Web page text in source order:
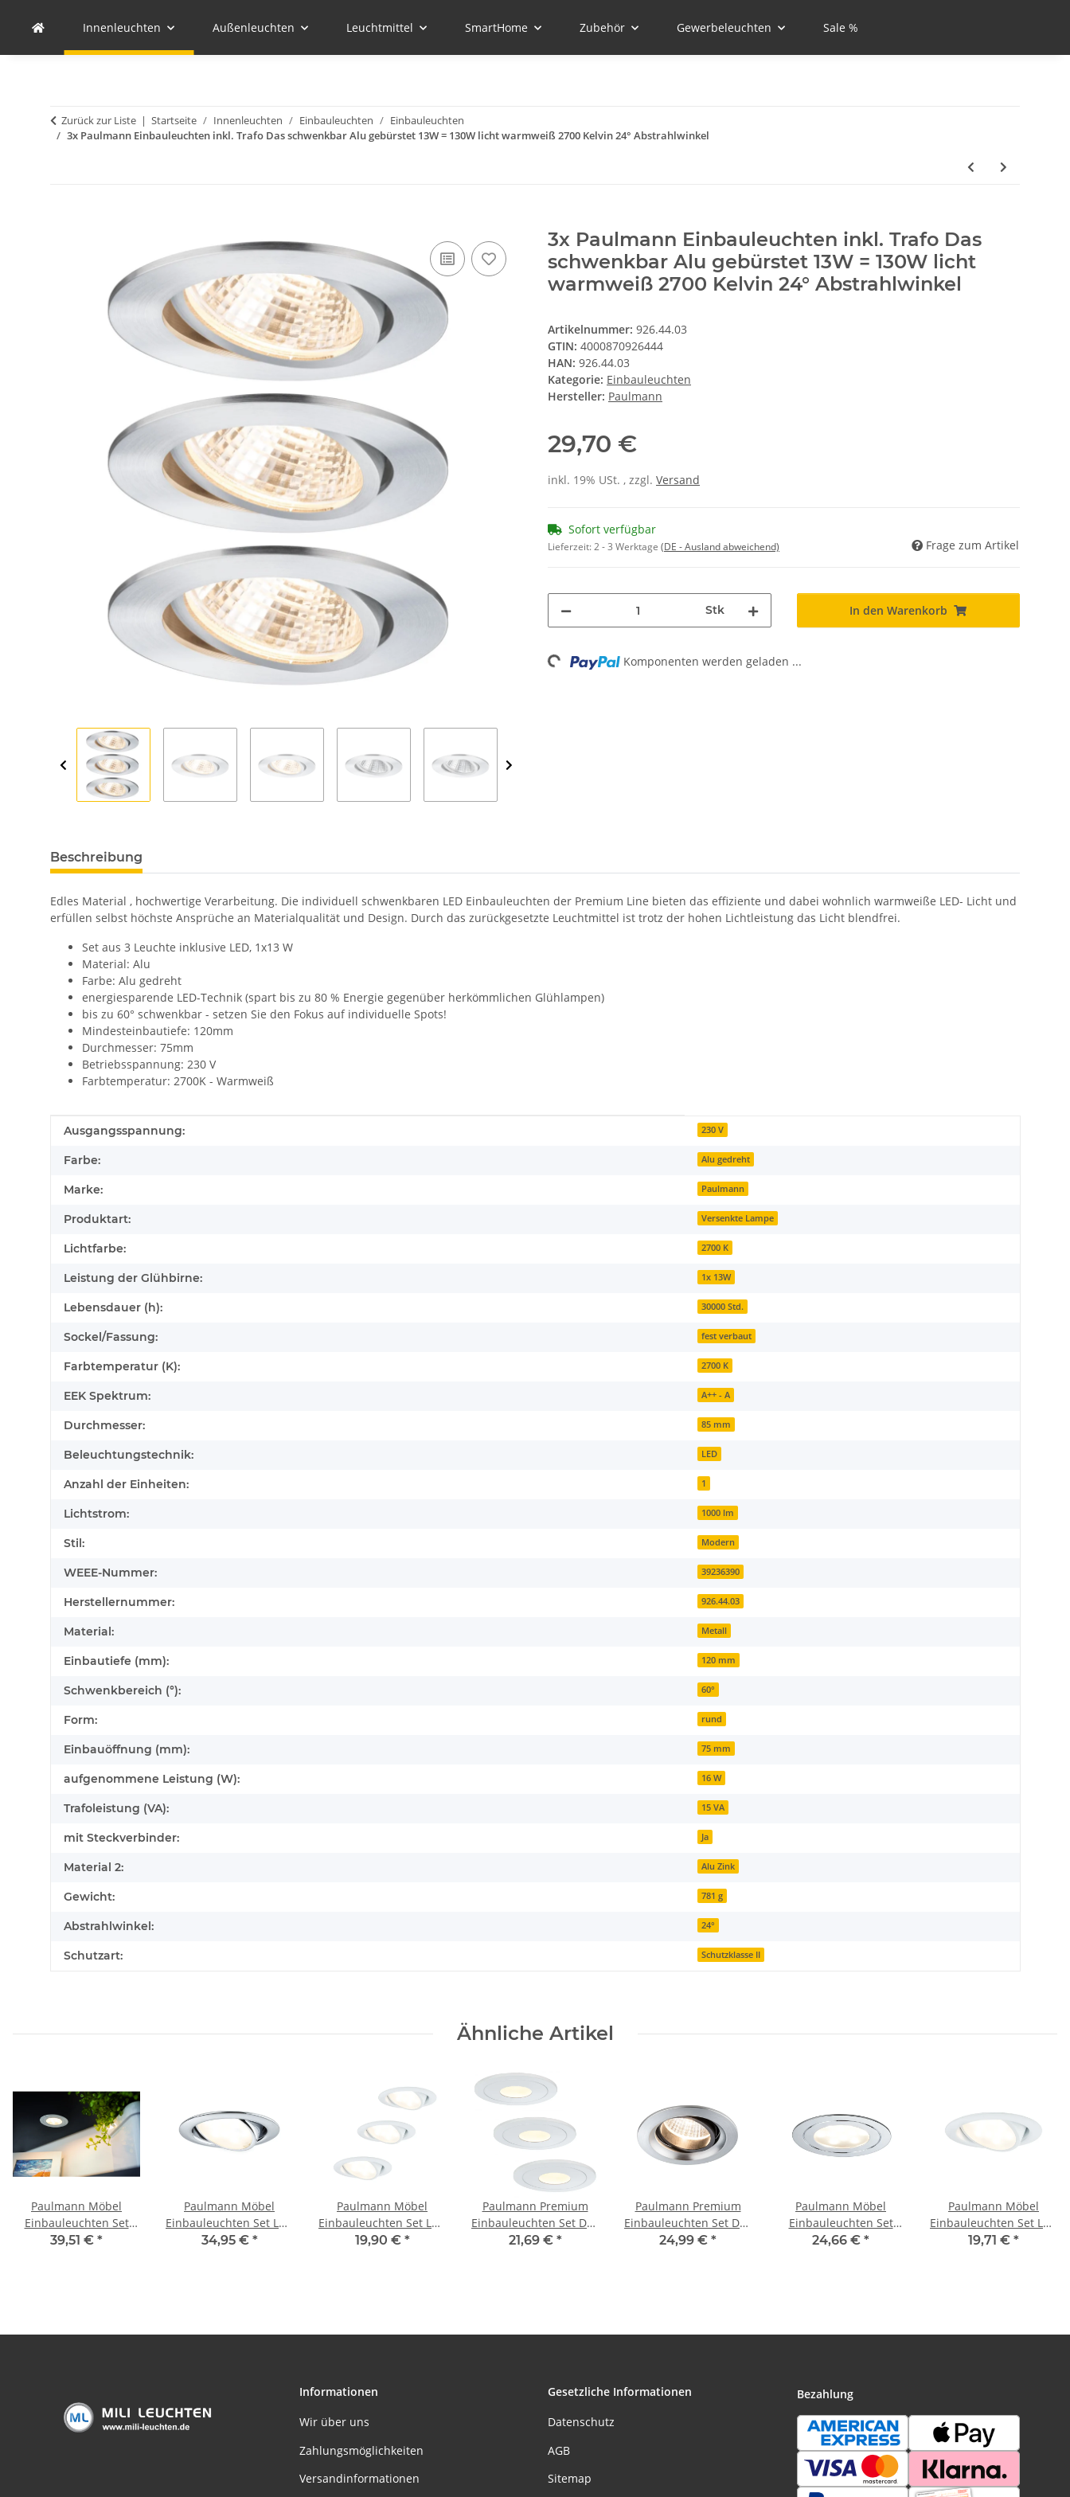
Innenleuchten Außenleuchten Leuchtmittel SmartHome Zubehör Gewerbeleuchten Sale %
Zurück zur Liste Startseite Innenleuchten Einbauleuchten
Einbauleuchten
3x Paulmann Einbauleuchten inkl. Trafo Das schwenkbar Alu gebürstet 13W = 130W licht warmweiß 2700 Kelvin 24° Abstrahlwinkel
3x Paulmann Einbauleuchten inkl. Trafo Das
schwenkbar Alu gebürstet 13W = 130W licht
warmweiß 2700 Kelvin 24° Abstrahlwinkel
Artikelnummer: 926.44.03
GTIN: 4000870926444
HAN: 926.44.03
Kategorie: Einbauleuchten
Hersteller: Paulmann
29,70 €
inkl. 19% USt. , zzgl. Versand
Sofort verfügbar
Lieferzeit:2 - 3 Werktage (DE - Ausland abweichend) Frage zum Artikel
Stk In den Warenkorb
Loading... Komponenten werden geladen ...
Beschreibung
Edles Material , hochwertige Verarbeitung. Die individuell schwenkbaren LED Einbauleuchten der Premium Line bieten das effiziente und dabei wohnlich warmweiße LED- Licht und
erfüllen selbst höchste Ansprüche an Materialqualität und Design. Durch das zurückgesetzte Leuchtmittel ist trotz der hohen Lichtleistung das Licht blendfrei.
Set aus 3 Leuchte inklusive LED, 1x13 W
Material: Alu
Farbe: Alu gedreht
energiesparende LED-Technik (spart bis zu 80 % Energie gegenüber herkömmlichen Glühlampen)
bis zu 60° schwenkbar - setzen Sie den Fokus auf individuelle Spots!
Mindesteinbautiefe: 120mm
Durchmesser: 75mm
Betriebsspannung: 230 V
Farbtemperatur: 2700K - Warmweiß
Produkteigenschaft
Wert
Ausgangsspannung: 230 V
Farbe: Alu gedreht
Marke: Paulmann
Produktart: Versenkte Lampe
Lichtfarbe: 2700 K
Leistung der Glühbirne: 1x 13W
Lebensdauer (h): 30000 Std.
Sockel/Fassung: fest verbaut
Farbtemperatur (K): 2700 K
EEK Spektrum: A++ - A
Durchmesser: 85 mm
Beleuchtungstechnik: LED
Anzahl der Einheiten: 1
Lichtstrom: 1000 lm
Stil: Modern
WEEE-Nummer: 39236390
Herstellernummer: 926.44.03
Material: Metall
Einbautiefe (mm): 120 mm
Schwenkbereich (°): 60°
Form: rund
Einbauöffnung (mm): 75 mm
aufgenommene Leistung (W): 16 W
Trafoleistung (VA): 15 VA
mit Steckverbinder: Ja
Material 2: Alu Zink
Gewicht: 781 g
Abstrahlwinkel: 24°
Schutzart: Schutzklasse II
Ähnliche Artikel
Paulmann Möbel
Einbauleuchten Set
Circuit LED rund
39,51 € *
Paulmann Möbel
Einbauleuchten Set LED
schwenkbar 3x4,2W
34,95 € *
Paulmann Möbel
Einbauleuchten Set LED
schwenkbar 3x4,2W
19,90 € *
Paulmann Premium
Einbauleuchten Set Daz
starr LED 3x5,5W 30VA
21,69 € *
Paulmann Premium
Einbauleuchten Set Daz
schwenkbar LED 2x7W
24,99 € *
Paulmann Möbel
Einbauleuchten Set
Circuit LED rund
24,66 € *
Paulmann Möbel
Einbauleuchten Set LED
schwenkbar 1x4,2W
19,71 € *
Informationen
Wir über uns
Zahlungsmöglichkeiten
Versandinformationen
Gesetzliche Informationen
Datenschutz
AGB
Sitemap
Bezahlung